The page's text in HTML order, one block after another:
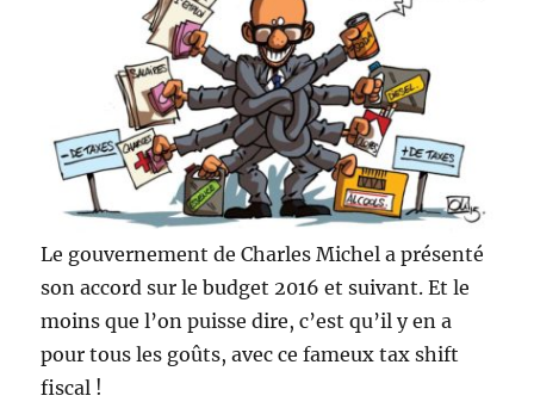
Le gouvernement de Charles Michel a présenté
son accord sur le budget 2016 et suivant. Et le
moins que l’on puisse dire, c’est qu’il y en a
pour tous les goûts, avec ce fameux tax shift
fiscal !